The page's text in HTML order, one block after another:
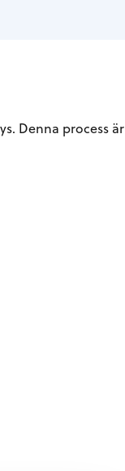
Denna process är